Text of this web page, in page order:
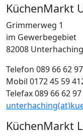
KüchenMarkt
Grimmerweg 1
im Gewerbegebiet
82008 Unterhaching
Telefon 089 66 62
Mobil 0172 45 59
Telefax 089 66 62
KüchenMarkt